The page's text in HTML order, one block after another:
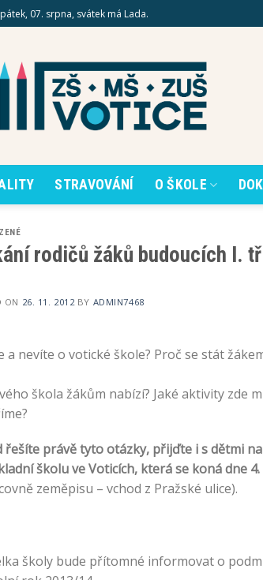
07. srpna, svátek má Lada.
STRAVOVÁNÍ O ŠKOLE
rodičů žáků budoucích I.
ON 26. 11. 2012 BY ADMIN7468
a nevíte o votické škole? Proč se stát
škola žákům nabízí? Jaké aktivity zde
řešíte právě tyto otázky, přijďte i s dětmi
školu ve Voticích, která se koná dne 4.
zeměpisu – vchod z Pražské ulice).
školy bude přítomné informovat o